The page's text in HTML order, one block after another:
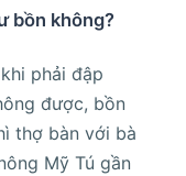
bồn không?
phải đập
được, bồn
thợ bàn với bà
Mỹ Tú gần